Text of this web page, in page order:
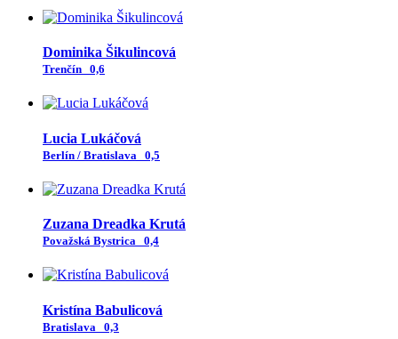
Dominika Šikulincová
Trenčín 0,6
Lucia Lukáčová
Berlín / Bratislava 0,5
Zuzana Dreadka Krutá
Považská Bystrica 0,4
Kristína Babulicová
Bratislava 0,3